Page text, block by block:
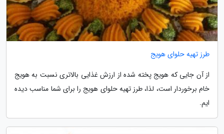
طرز تهیه حلوای هویج
از آن جایی که هویج پخته شده از ارزش غذایی بالاتری نسبت به هویج
خام برخوردار است، لذا، طرز تهیه حلوای هویج را برای شما مناسب دیده
ایم.